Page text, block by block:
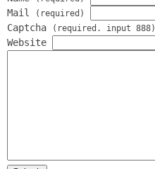
Mail (required)
Captcha (required. input 888)
Website